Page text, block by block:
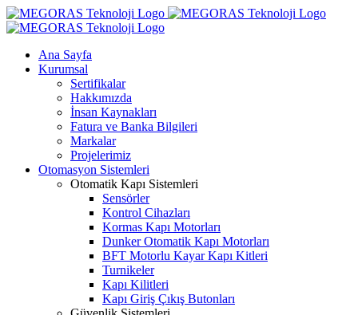
Skip
to
Ana Sayfa
Kurumsal
Sertifikalar
Hakkımızda
İnsan Kaynakları
Fatura ve Banka Bilgileri
Markalar
Projelerimiz
Otomasyon Sistemleri
Otomatik Kapı Sistemleri
Sensörler
Kontrol Cihazları
Kormas Kapı Motorları
Dunker Otomatik Kapı Motorları
BFT Motorlu Kayar Kapı Kitleri
Turnikeler
Kapı Kilitleri
Kapı Giriş Çıkış Butonları